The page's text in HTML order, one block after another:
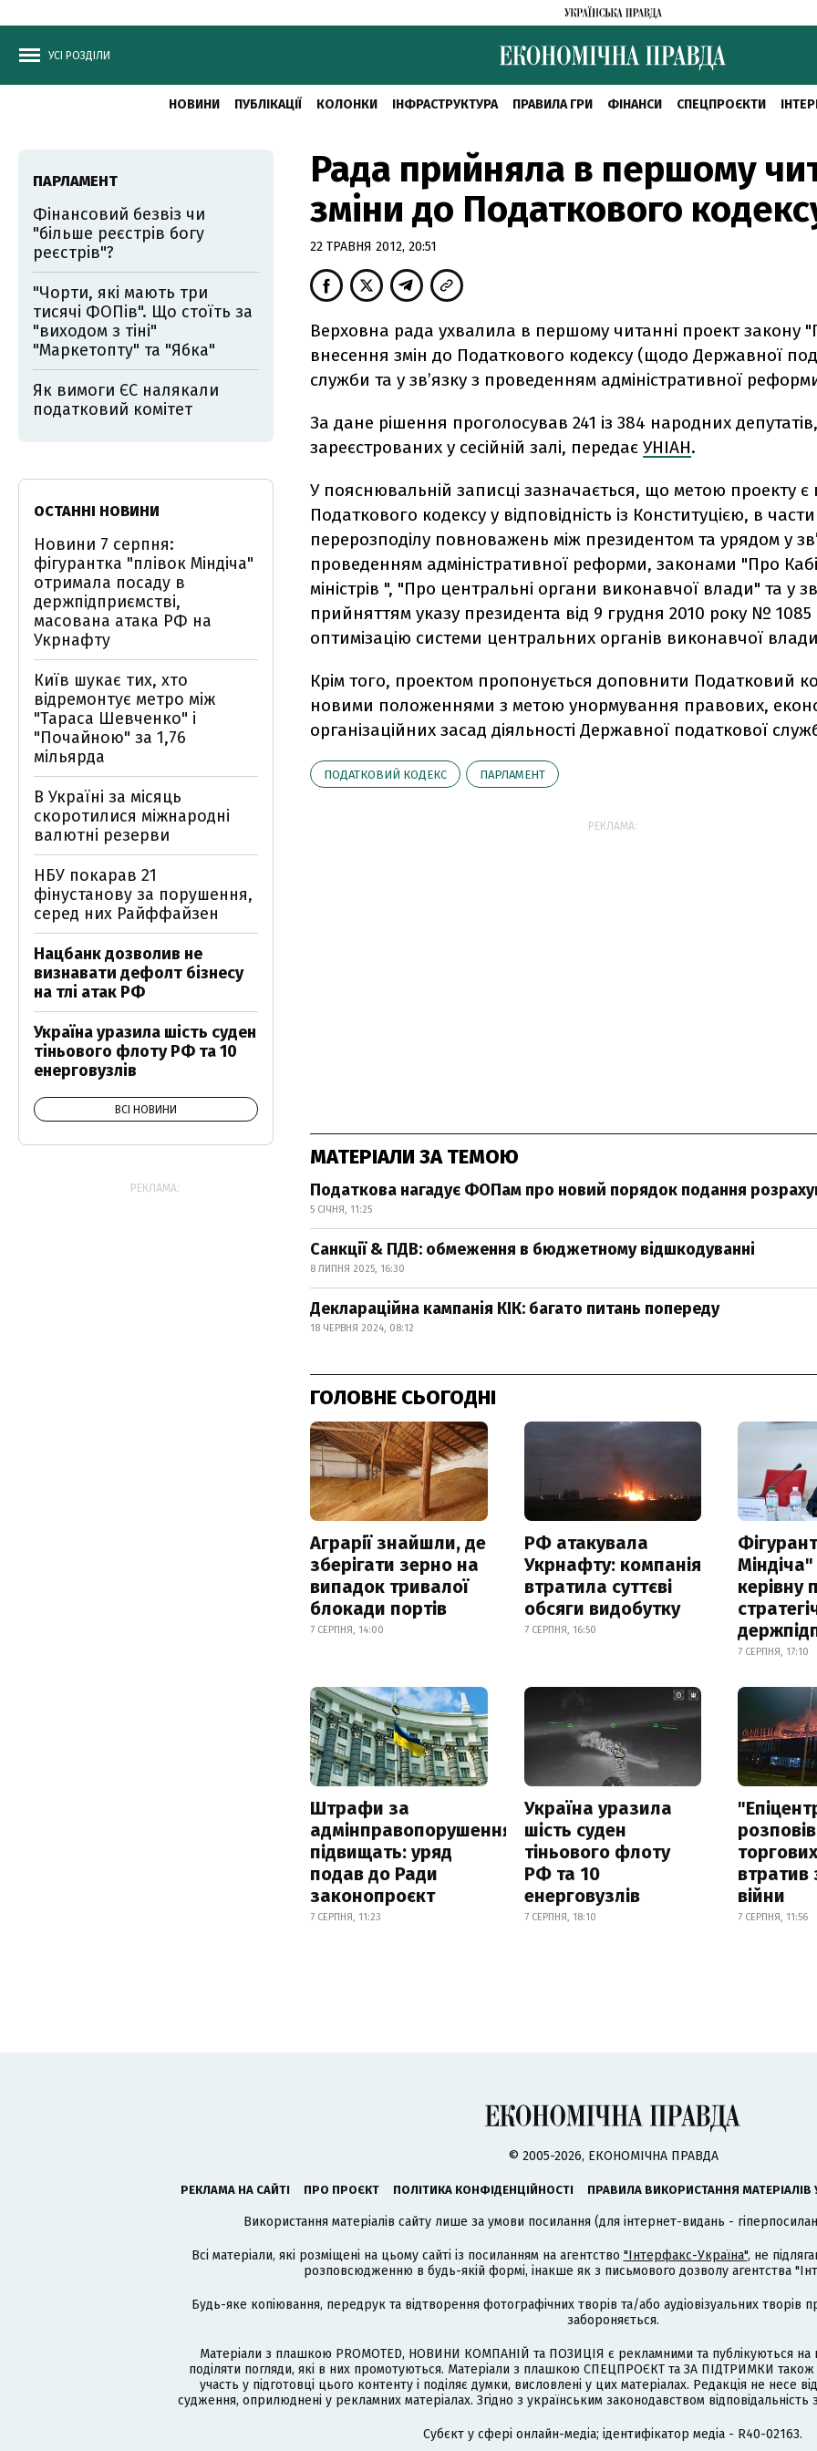
УСІ РОЗДІЛИ
НОВИНИ ПУБЛІКАЦІЇ КОЛОНКИ ІНФРАСТРУКТУРА ПРАВИЛА ГРИ ФІНАНСИ СПЕЦПРОЄКТИ
Рада прийняла в першому
зміни до Податкового
22 ТРАВНЯ 2012, 20:51
Верховна рада ухвалила в першому читанні проект закону
внесення змін до Податкового кодексу (щодо Державної
служби та у зв’язку з проведенням адміністративної
За дане рішення проголосував 241 із 384 народних депутатів,
зареєстрованих у сесійній залі, передає УНІАН.
У пояснювальній записці зазначається, що метою проекту
Податкового кодексу у відповідність із Конституцією, в
перерозподілу повноважень між президентом та урядом у
проведенням адміністративної реформи, законами "Про
міністрів ", "Про центральні органи виконавчої влади" та у
прийняттям указу президента від 9 грудня 2010 року №
оптимізацію системи центральних органів виконавчої
Крім того, проектом пропонується доповнити Податковий
новими положеннями з метою унормування правових,
організаційних засад діяльності Державної податкової
ПОДАТКОВИЙ КОДЕКС ПАРЛАМЕНТ
РЕКЛАМА:
МАТЕРІАЛИ ЗА ТЕМОЮ
Податкова нагадує ФОПам про новий порядок подання
5 СІЧНЯ, 11:25
Санкції & ПДВ: обмеження в бюджетному відшкодуванні
8 ЛИПНЯ 2025, 16:30
Деклараційна кампанія КІК: багато питань попереду
18 ЧЕРВНЯ 2024, 08:12
ГОЛОВНЕ СЬОГОДНІ
Аграрії знайшли, де
зберігати зерно на
випадок тривалої
блокади портів
7 СЕРПНЯ, 14:00
РФ атакувала
Укрнафту: компанія
втратила суттєві
обсяги видобутку
7 СЕРПНЯ, 16:50
керівну
7 СЕРПНЯ, 17:10
Штрафи за
адмінправопорушення
підвищать: уряд
подав до Ради
законопроєкт
7 СЕРПНЯ, 11:23
Україна уразила
шість суден
тіньового флоту
РФ та 10
енерговузлів
7 СЕРПНЯ, 18:10
втратив
війни
7 СЕРПНЯ, 11:56
ПАРЛАМЕНТ
Фінансовий безвіз чи
"більше реєстрів богу
реєстрів"?
"Чорти, які мають три
тисячі ФОПів". Що стоїть за
"виходом з тіні"
"Маркетопту" та "Ябка"
Як вимоги ЄС налякали
податковий комітет
ОСТАННІ НОВИНИ
Новини 7 серпня:
фігурантка "плівок Міндіча"
отримала посаду в
держпідприємстві,
масована атака РФ на
Укрнафту
Київ шукає тих, хто
відремонтує метро між
"Тараса Шевченко" і
"Почайною" за 1,76
мільярда
В Україні за місяць
скоротилися міжнародні
валютні резерви
НБУ покарав 21
фінустанову за порушення,
серед них Райффайзен
Нацбанк дозволив не
визнавати дефолт бізнесу
на тлі атак РФ
Україна уразила шість суден
тіньового флоту РФ та 10
енерговузлів
ВСІ НОВИНИ
РЕКЛАМА:
© 2005-2026, ЕКОНОМІЧНА ПРАВДА
РЕКЛАМА НА САЙТІ ПРО ПРОЄКТ ПОЛІТИКА КОНФІДЕНЦІЙНОСТІ ПРАВИЛА ВИКОРИСТАННЯ МАТЕРІАЛІВ
Використання матеріалів сайту лише за умови посилання (для інтернет-видань -
Всі матеріали, які розміщені на цьому сайті із посиланням на агентство "Інтерфакс-Україна", не
розповсюдженню в будь-якій формі, інакше як з письмового дозволу агентства
Будь-яке копіювання, передрук та відтворення фотографічних творів та/або аудіовізуальних
забороняється.
Матеріали з плашкою PROMOTED, НОВИНИ КОМПАНІЙ та ПОЗИЦІЯ є рекламними та публікуються на
поділяти погляди, які в них промотуються. Матеріали з плашкою СПЕЦПРОЄКТ та ЗА ПІДТРИМКИ
участь у підготовці цього контенту і поділяє думки, висловлені у цих матеріалах. Редакція не несе
судження, оприлюднені у рекламних матеріалах. Згідно з українським законодавством
Cубєкт у сфері онлайн-медіа; ідентифікатор медіа - R40-02163.